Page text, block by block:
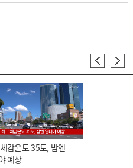
감온도 35도, 밤엔
예상